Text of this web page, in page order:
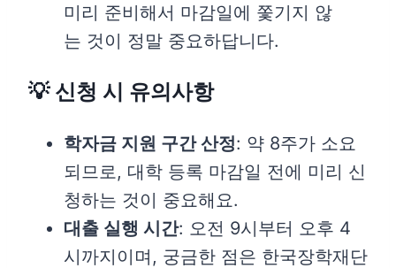
미리 준비해서 마감일에 쫓기지 않
는 것이 정말 중요하답니다.
💡 신청 시 유의사항
학자금 지원 구간 산정: 약 8주가 소요
되므로, 대학 등록 마감일 전에 미리 신
청하는 것이 중요해요.
대출 실행 시간: 오전 9시부터 오후 4
시까지이며, 궁금한 점은 한국장학재단